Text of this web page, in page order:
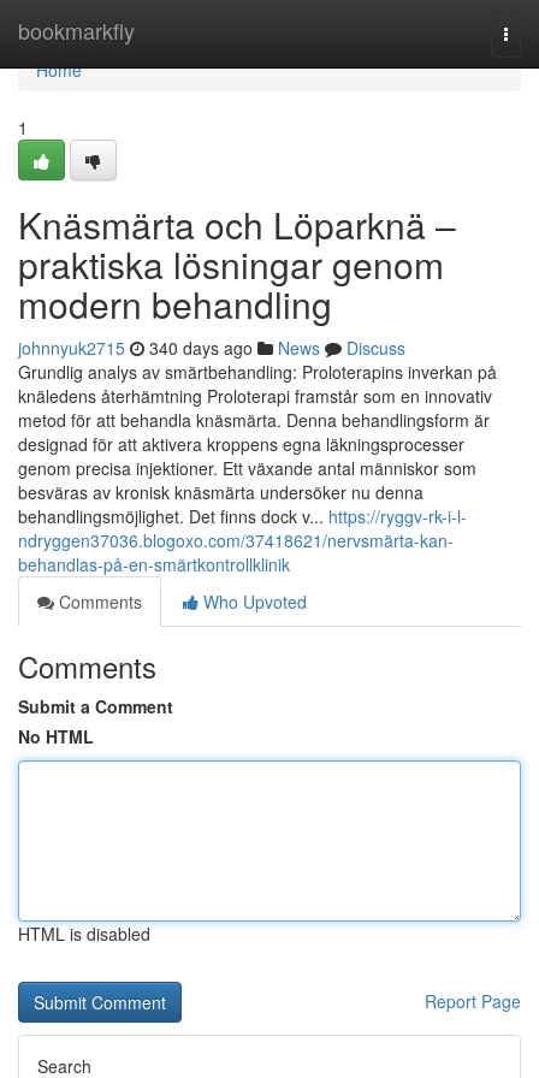
bookmarkfly
Home
Home
1
Knäsmärta och Löparknä –
praktiska lösningar genom
modern behandling
johnnyuk2715 340 days ago News
Discuss
Grundlig analys av smärtbehandling: Proloterapins inverkan på
knäledens återhämtning Proloterapi framstår som en innovativ
metod för att behandla knäsmärta. Denna behandlingsform är
designad för att aktivera kroppens egna läkningsprocesser
genom precisa injektioner. Ett växande antal människor som
besväras av kronisk knäsmärta undersöker nu denna
behandlingsmöjlighet. Det finns dock v... https://ryggv-rk-i-l-
ndryggen37036.blogoxo.com/37418621/nervsmärta-kan-
behandlas-på-en-smärtkontrollklinik
Comments
Who Upvoted
Comments
Submit a Comment
No HTML
HTML is disabled
Report Page
Search